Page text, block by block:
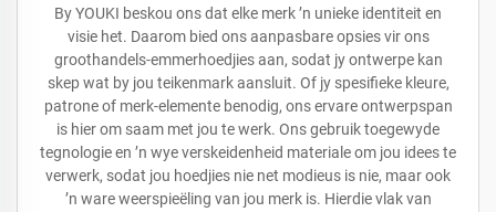
By YOUKI beskou ons dat elke merk ’n unieke identiteit en
visie het. Daarom bied ons aanpasbare opsies vir ons
groothandels-emmerhoedjies aan, sodat jy ontwerpe kan
skep wat by jou teikenmark aansluit. Of jy spesifieke kleure,
patrone of merk-elemente benodig, ons ervare ontwerpspan
is hier om saam met jou te werk. Ons gebruik toegewyde
tegnologie en ’n wye verskeidenheid materiale om jou idees te
verwerk, sodat jou hoedjies nie net modieus is nie, maar ook
’n ware weerspieëling van jou merk is. Hierdie vlak van